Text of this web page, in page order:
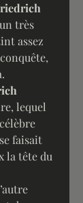
très
assez
lequel
faisait
la tête du